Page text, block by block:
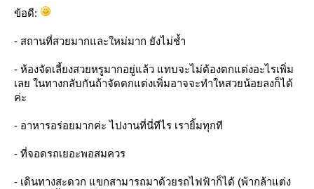
ข้อดี:
- สถานที่สวยมากและใหม่มาก ยังไม่ช้ำ
- ห้องจัดเลี้ยงสวยหรูมากอยู่แล้ว แทบจะไม่ต้องตกแต่งอะไรเพิ่ม
เลย ในทางกลับกันถ้าจัดตกแต่งเพิ่มอาจจะทำใหสวยน้อยลงก็ได้
ค่ะ
- อาหารอร่อยมากค่ะ ไปงานที่นี่ทีไร เรายิ้มทุกที
- ที่จอดรถเยอะพอสมควร
- เดินทางสะดวก แขกสามารถมาด้วยรถไฟฟ้าก็ได้ (พ้ากล้าแต่ง